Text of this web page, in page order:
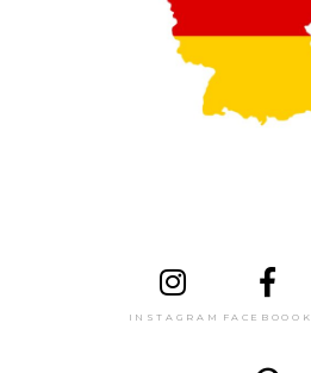
INSTAGRAM FACEBOOOK